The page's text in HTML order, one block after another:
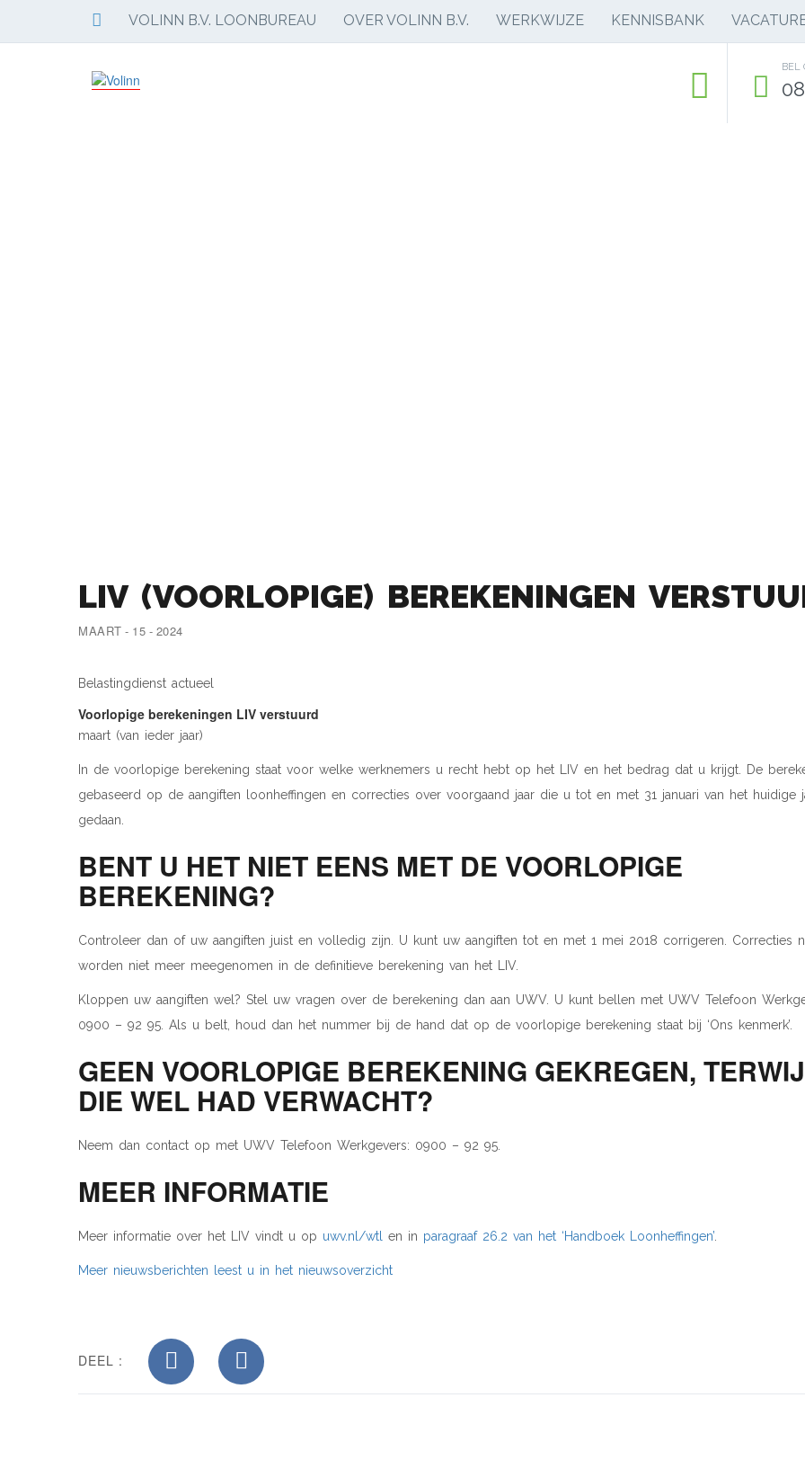
VOLINN B.V. LOONBUREAU OVER VOLINN B.V. WERKWIJZE KENNISBANK
BEL
LIV (VOORLOPIGE) BEREKENINGEN
MAART - 15 - 2024
Belastingdienst actueel
Voorlopige berekeningen LIV verstuurd
maart (van ieder jaar)
In de voorlopige berekening staat voor welke werknemers u recht hebt op het LIV en het bedrag dat u krijgt. De
gebaseerd op de aangiften loonheffingen en correcties over voorgaand jaar die u tot en met 31 januari van het huidige
gedaan.
BENT U HET NIET EENS MET DE VOORLOPIGE
BEREKENING?
Controleer dan of uw aangiften juist en volledig zijn. U kunt uw aangiften tot en met 1 mei 2018 corrigeren. Correcties
worden niet meer meegenomen in de definitieve berekening van het LIV.
Kloppen uw aangiften wel? Stel uw vragen over de berekening dan aan UWV. U kunt bellen met UWV Telefoon
0900 – 92 95. Als u belt, houd dan het nummer bij de hand dat op de voorlopige berekening staat bij ‘Ons kenmerk’.
GEEN VOORLOPIGE BEREKENING GEKREGEN,
DIE WEL HAD VERWACHT?
Neem dan contact op met UWV Telefoon Werkgevers: 0900 – 92 95.
MEER INFORMATIE
Meer informatie over het LIV vindt u op uwv.nl/wtl en in paragraaf 26.2 van het ‘Handboek Loonheffingen’
Meer nieuwsberichten leest u in het nieuwsoverzicht
DEEL :